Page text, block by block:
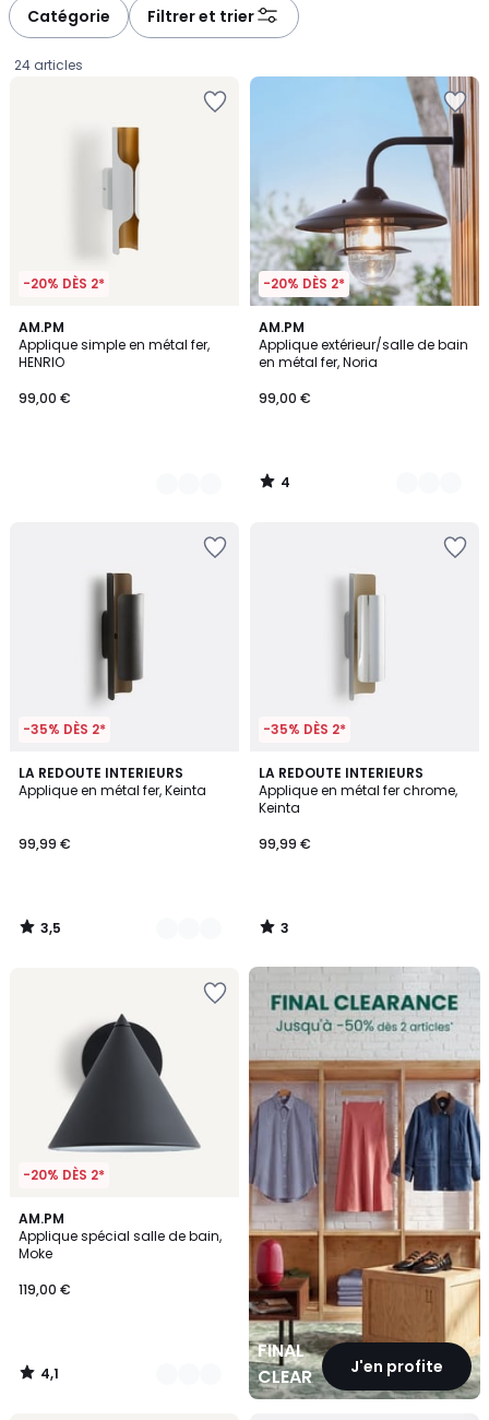
Catégorie Filtrer et trier
24 articles
-20% DÈS 2*
AM.PM
Applique simple en métal fer,
HENRIO
€.
99,00 €
2
Couleurs
-20% DÈS 2*
AM.PM
Applique extérieur/salle de bain
en métal fer, Noria
99,00 €
4
/
5
2
Couleurs
4
/
-35% DÈS 2*
LA REDOUTE INTERIEURS
Applique en métal fer, Keinta
99,99 €
3,5
/ 5
2
Couleurs
3,5
/
-35% DÈS 2*
LA REDOUTE INTERIEURS
Applique en métal fer chrome,
Keinta
99,99 €
3
/
5
3
/
-20% DÈS 2*
AM.PM
Applique spécial salle de bain,
Moke
119,00 €
4,1
/ 5
2
Couleurs
4,1
/
FINAL
CLEARANCEJ'en profite
FINAL
CLEARANCE